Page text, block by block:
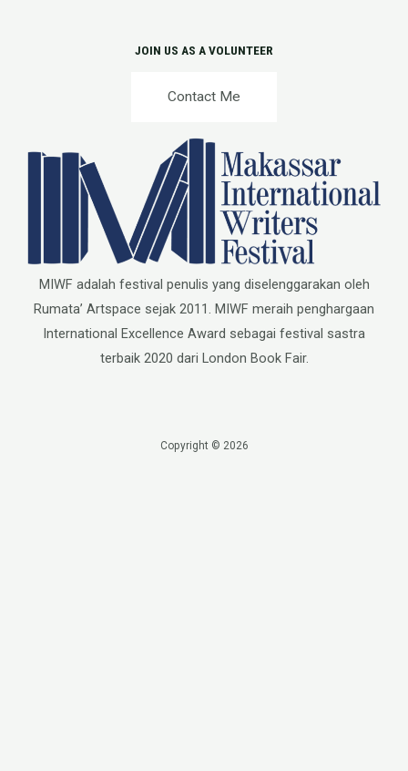
JOIN US AS A VOLUNTEER
Contact Me
MIWF adalah festival penulis yang diselenggarakan oleh
Rumata’ Artspace sejak 2011. MIWF meraih penghargaan
International Excellence Award sebagai festival sastra
terbaik 2020 dari London Book Fair.
Copyright © 2026